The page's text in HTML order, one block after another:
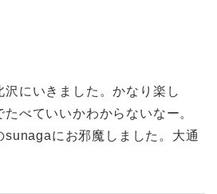
にいきました。かなり楽し
べていいかわからないなー。
sunagaにお邪魔しました。大通